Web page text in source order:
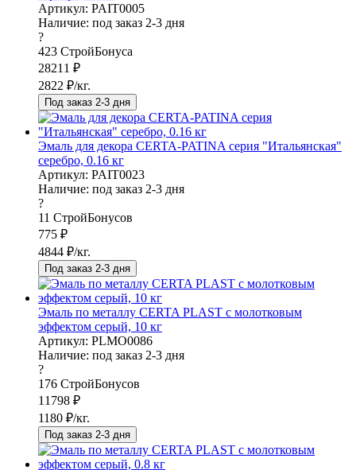
Артикул: PAIT0005
Наличие: под заказ 2-3 дня
?
423 СтройБонуса
28211 ₽
2822 ₽/кг.
Под заказ 2-3 дня
Эмаль для декора CERTA-PATINA серия "Итальянская"
серебро, 0.16 кг
Артикул: PAIT0023
Наличие: под заказ 2-3 дня
?
11 СтройБонусов
775 ₽
4844 ₽/кг.
Под заказ 2-3 дня
Эмаль по металлу CERTA PLAST с молотковым
эффектом серый, 10 кг
Артикул: PLMO0086
Наличие: под заказ 2-3 дня
?
176 СтройБонусов
11798 ₽
1180 ₽/кг.
Под заказ 2-3 дня